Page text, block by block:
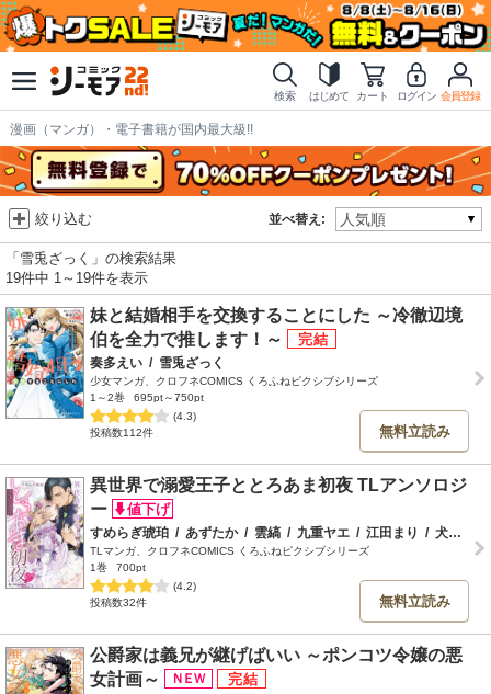
検索 はじめて カート ログイン 会員登録
漫画（マンガ）・電子書籍が国内最大級!!
並べ替え:
絞り込む
「雪兎ざっく」の検索結果
19件中 1～19件を表示
妹と結婚相手を交換することにした ～冷徹辺境
伯を全力で推します！～
奏多えい / 雪兎ざっく
少女マンガ、クロフネCOMICS くろふねピクシブシリーズ
1～2巻
695pt～750pt
(4.3)
投稿数112件
無料立読み
異世界で溺愛王子ととろあま初夜 TLアンソロジ
ー
すめらぎ琥珀 / あずたか / 雲縞 / 九重ヤエ / 江田まり / 犬咲
TLマンガ、クロフネCOMICS くろふねピクシブシリーズ
1巻
700pt
(4.2)
投稿数32件
無料立読み
公爵家は義兄が継げばいい ～ポンコツ令嬢の悪
女計画～